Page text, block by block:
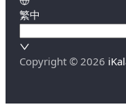
繁中
Copyright © 2026